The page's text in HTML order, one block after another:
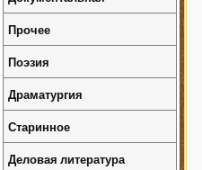
Прочее
Поэзия
Драматургия
Старинное
Деловая литература